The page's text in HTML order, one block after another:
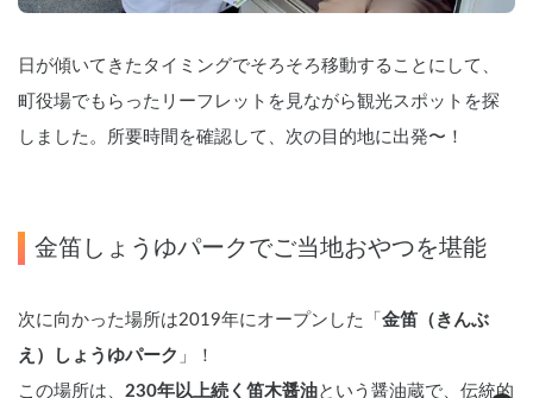
日が傾いてきたタイミングでそろそろ移動することにして、
町役場でもらったリーフレットを見ながら観光スポットを探
しました。所要時間を確認して、次の目的地に出発〜！
金笛しょうゆパークでご当地おやつを堪能
次に向かった場所は2019年にオープンした「 金笛（きんぶ
え）しょうゆパーク 」！
この場所は、 230年以上続く笛木醤油という醤油蔵で、伝統的